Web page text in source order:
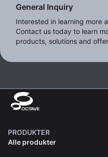
General Inquiry
Interested in learning more
Contact us today to learn
products, solutions and
PRODUKTER
Alle produkter